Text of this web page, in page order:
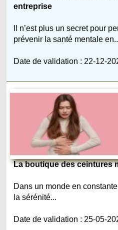
entreprise
Il n’est plus un secret pour
prévenir la santé mentale
Date de validation : 22-12-
La boutique des ceintures
Dans un monde en
la sérénité...
Date de validation : 25-05-